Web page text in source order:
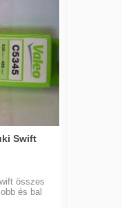
Swift
összes
és bal